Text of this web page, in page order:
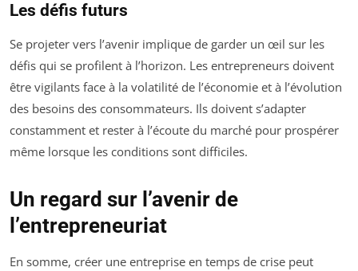
Les défis futurs
Se projeter vers l’avenir implique de garder un œil sur les
défis qui se profilent à l’horizon. Les entrepreneurs doivent
être vigilants face à la volatilité de l’économie et à l’évolution
des besoins des consommateurs. Ils doivent s’adapter
constamment et rester à l’écoute du marché pour prospérer
même lorsque les conditions sont difficiles.
Un regard sur l’avenir de
l’entrepreneuriat
En somme, créer une entreprise en temps de crise peut